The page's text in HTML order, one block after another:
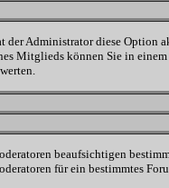
der Administrator diese Option
Mitglieds können Sie in
beaufsichtigen
für ein bestimmtes